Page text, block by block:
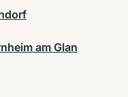
am Glan